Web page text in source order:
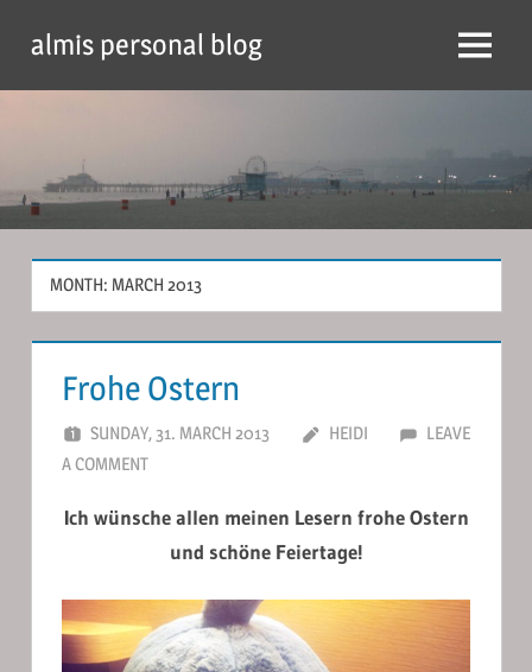
content
almis personal blog Menu
MONTH: MARCH 2013
Frohe Ostern
SUNDAY, 31. MARCH 2013 HEIDI
LEAVE
A COMMENT
Ich wünsche allen meinen Lesern frohe Ostern
und schöne Feiertage!